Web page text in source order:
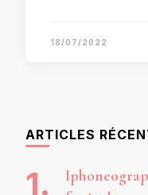
18/07/2022
ARTICLES